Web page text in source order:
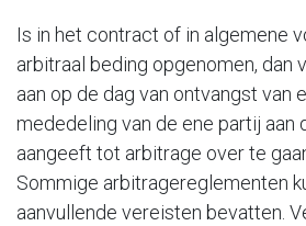
Is in het contract of in algemene
arbitraal beding opgenomen, dan
aan op de dag van ontvangst van
mededeling van de ene partij aan
aangeeft tot arbitrage over te
Sommige arbitragereglementen
aanvullende vereisten bevatten.